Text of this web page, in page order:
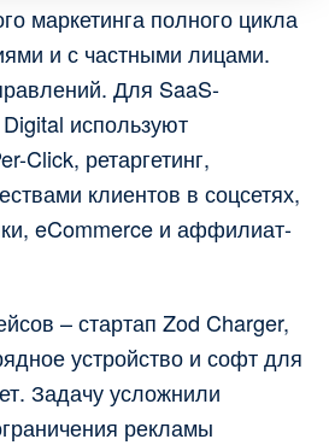
маркетинга полного цикла
и с частными лицами.
Для SaaS-
используют
Click, ретаргетинг,
клиентов в соцсетях,
eCommerce и аффилиат-
– стартап Zod Charger,
устройство и софт для
Задачу усложнили
рекламы